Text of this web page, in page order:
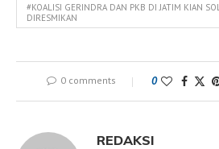
#KOALISI GERINDRA DAN PKB DI JATIM KIAN
DIRESMIKAN
0 comments 0
REDAKSI